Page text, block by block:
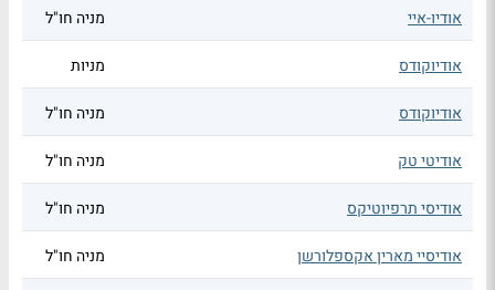
אודיו-איי מניה חו"ל
אודיוקודס מניות
אודיוקודס מניה חו"ל
אודיטי טק מניה חו"ל
אודיסי תרפיוטיקס מניה חו"ל
אודיסיי מארין אקספלורשן מניה חו"ל